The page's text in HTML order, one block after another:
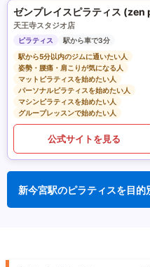
ゼンプレイスピラティス
天王寺スタジオ店
ピラティス
駅から車で3分
駅から5分以内のジムに通いたい人
姿勢・腰痛・肩こりが気になる人
マットピラティスを始めたい人
パーソナルピラティスを始めたい人
マシンピラティスを始めたい人
グループレッスンで始めたい人
公式サイトを見る
新今宮駅のピラティスを目的